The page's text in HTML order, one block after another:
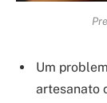
Um
artesanato